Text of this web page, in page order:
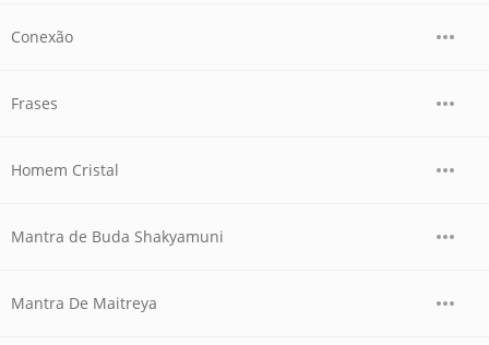
Conexão
Frases
Homem Cristal
Mantra de Buda Shakyamuni
Mantra De Maitreya